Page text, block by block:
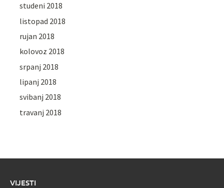
studeni 2018
listopad 2018
rujan 2018
kolovoz 2018
srpanj 2018
lipanj 2018
svibanj 2018
travanj 2018
VIJESTI